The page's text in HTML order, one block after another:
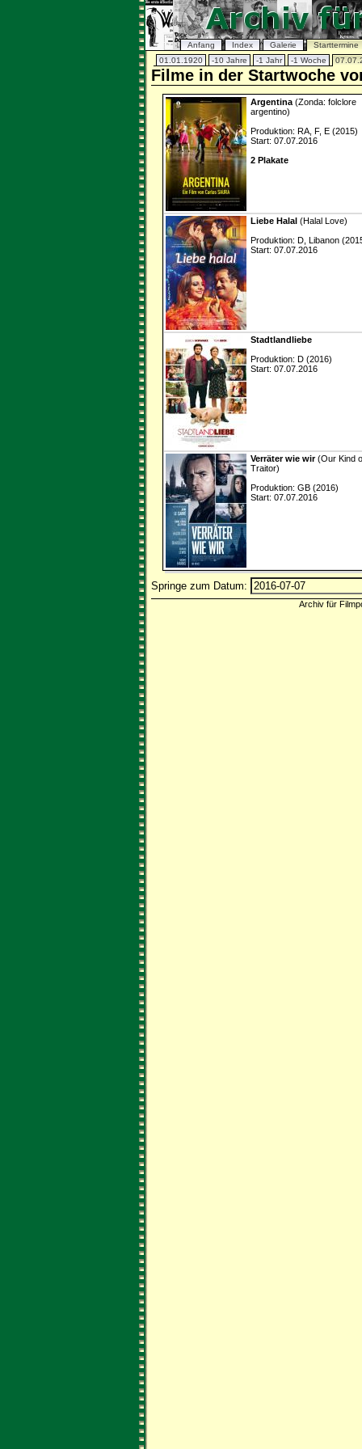
Anfang Index Galerie
Starttermine
01.01.1920
-10 Jahre -1 Jahr -1 Woche
Filme in der Startwoche
Argentina (Zonda: folclore
argentino)
Produktion: RA, F, E (2015)
Start: 07.07.2016
2 Plakate
Liebe Halal (Halal Love)
Produktion: D, Libanon
Start: 07.07.2016
Stadtlandliebe
Produktion: D (2016)
Start: 07.07.2016
Verräter wie wir(Our Kind
Traitor)
Produktion: GB (2016)
Start: 07.07.2016
Springe zum Datum:
Archiv für